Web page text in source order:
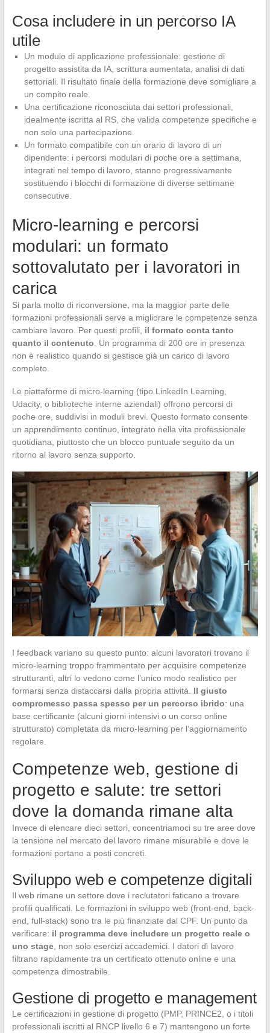
Cosa includere in un percorso IA
utile
Un modulo di applicazione professionale: gestione di
progetto assistita da IA, scrittura aumentata, analisi di dati
settoriali. Il risultato finale della formazione deve somigliare a
un compito reale.
Una certificazione riconosciuta dai settori professionali,
idealmente iscritta al RS, che valida competenze specifiche e
non solo una partecipazione.
Un formato compatibile con un orario di lavoro di un
dipendente: i percorsi modulari di poche ore a settimana,
integrati nel tempo di lavoro, stanno progressivamente
sostituendo i blocchi di formazione di diverse settimane
consecutive.
Micro-learning e percorsi
modulari: un formato
sottovalutato per i lavoratori in
carica
Si parla molto di riconversione, ma la maggior parte delle
formazioni professionali serve a migliorare le competenze senza
cambiare lavoro. Per questi profili, il formato conta tanto
quanto il contenuto. Un programma di 200 ore in presenza
non è realistico quando si gestisce già un carico di lavoro
completo.
Le piattaforme di micro-learning (tipo LinkedIn Learning,
Udacity, o biblioteche interne aziendali) offrono percorsi di
poche ore, suddivisi in moduli brevi. Questo formato consente
un apprendimento continuo, integrato nella vita professionale
quotidiana, piuttosto che un blocco puntuale seguito da un
ritorno al lavoro senza supporto.
I feedback variano su questo punto: alcuni lavoratori trovano il
micro-learning troppo frammentato per acquisire competenze
strutturanti, altri lo vedono come l’unico modo realistico per
formarsi senza distaccarsi dalla propria attività. Il giusto
compromesso passa spesso per un percorso ibrido: una
base certificante (alcuni giorni intensivi o un corso online
strutturato) completata da micro-learning per l’aggiornamento
regolare.
Competenze web, gestione di
progetto e salute: tre settori
dove la domanda rimane alta
Invece di elencare dieci settori, concentriamoci su tre aree dove
la tensione nel mercato del lavoro rimane misurabile e dove le
formazioni portano a posti concreti.
Sviluppo web e competenze digitali
Il web rimane un settore dove i reclutatori faticano a trovare
profili qualificati. Le formazioni in sviluppo web (front-end, back-
end, full-stack) sono tra le più finanziate dal CPF. Un punto da
verificare: il programma deve includere un progetto reale o
uno stage, non solo esercizi accademici. I datori di lavoro
filtrano rapidamente tra un certificato ottenuto online e una
competenza dimostrabile.
Gestione di progetto e management
Le certificazioni in gestione di progetto (PMP, PRINCE2, o i titoli
professionali iscritti al RNCP livello 6 e 7) mantengono un forte